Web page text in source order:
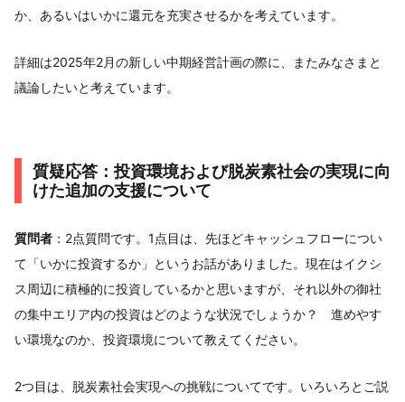
か、あるいはいかに還元を充実させるかを考えています。
詳細は2025年2月の新しい中期経営計画の際に、またみなさまと
議論したいと考えています。
質疑応答：投資環境および脱炭素社会の実現に向
けた追加の支援について
質問者 ：2点質問です。1点目は、先ほどキャッシュフローについ
て「いかに投資するか」というお話がありました。現在はイクシ
ス周辺に積極的に投資しているかと思いますが、それ以外の御社
の集中エリア内の投資はどのような状況でしょうか？ 進めやす
い環境なのか、投資環境について教えてください。
2つ目は、脱炭素社会実現への挑戦についてです。いろいろとご説